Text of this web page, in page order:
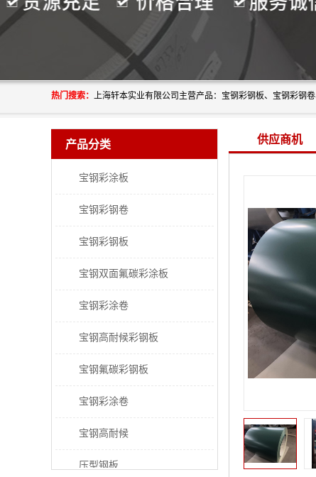
热门搜索：
产品分类
宝钢彩涂板
宝钢彩钢卷
宝钢彩钢板
宝钢双面氟碳彩涂板
宝钢彩涂卷
宝钢高耐候彩钢板
宝钢氟碳彩钢板
宝钢彩涂卷
宝钢高耐候
压型钢板
供应商机